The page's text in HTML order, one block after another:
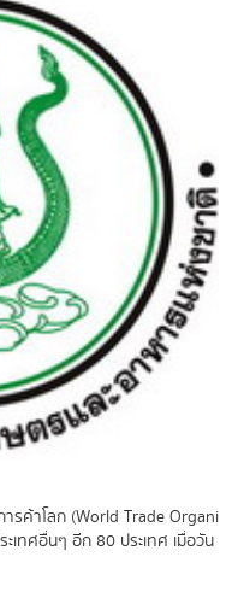
รค้าโลก (World Trade Organi
เทศอื่นๆ อีก 80 ประเทศ เมื่อวัน